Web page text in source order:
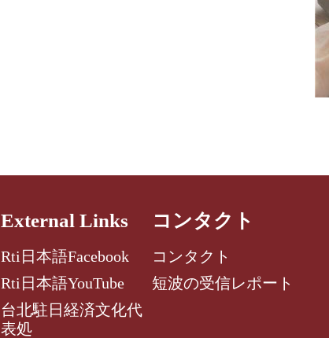
External Links
Rti日本語Facebook
Rti日本語YouTube
台北駐日経済文化代
表処
コンタクト
コンタクト
短波の受信レポート